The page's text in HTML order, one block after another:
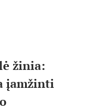
žinia:
įamžinti